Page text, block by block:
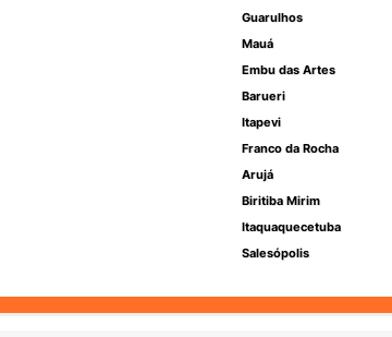
Guarulhos
Mauá
Embu das Artes
Barueri
Itapevi
Franco da Rocha
Arujá
Biritiba Mirim
Itaquaquecetuba
Salesópolis